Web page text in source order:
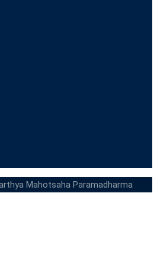
Mahotsaha Paramadharma